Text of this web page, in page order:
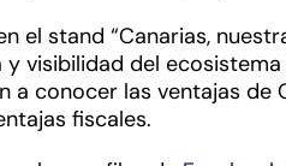
stand “Canarias,
del
conocer las ventajas
fiscales.